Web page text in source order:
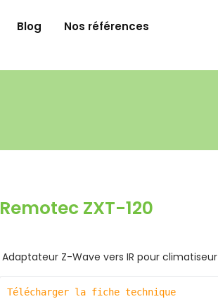
Blog
Nos références
Remotec ZXT-120
Adaptateur Z-Wave vers IR pour climatiseur
Télécharger la fiche technique